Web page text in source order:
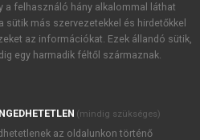
újdonságairól, akcióiról.
Kiadó Zrt. újdonságairól,
foglaltakat tudomásul
a felhasználó hány alkalommal láthat
sütik más szervezetekkel és hirdetőkkel
az információkat. Ezek állandó sütik,
egy harmadik féltől származnak.
(mindig szükséges)
az oldalunkon történő